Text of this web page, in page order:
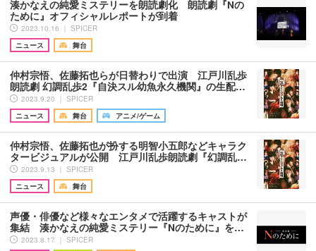
湊かなえの純愛ミステリーを朗読劇化 朗読劇『Nの
ために』オフィシャルレポートが到着
2023.10.16 ｜ SPICER
ニュース
舞台
仲村宗悟、佐藤拓也らが日替わりで出演 江戸川乱歩
朗読劇 幻調乱歩2『自決スル幼魚永久機関』の生配…
2023.9.20 ｜ SPICER
ニュース
舞台 アニメ/ゲーム
仲村宗悟、佐藤拓也が扮する明智小五郎などキャラク
タービジュアルが公開 江戸川乱歩朗読劇『幻調乱…
2023.9.13 ｜ SPICER
ニュース
舞台
声優・俳優など様々なエンタメで活躍するキャストが
集結 湊かなえの純愛ミステリー『Nのために』を…
2023.8.17 ｜ SPICER